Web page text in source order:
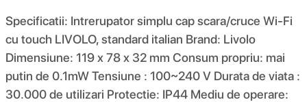
Specificatii: Intrerupator simplu cap scara/cruce Wi-Fi
cu touch LIVOLO, standard italian Brand: Livolo
Dimensiune: 119 x 78 x 32 mm Consum propriu: mai
putin de 0.1mW Tensiune : 100~240 V Durata de viata :
30.000 de utilizari Protectie: IP44 Mediu de operare: